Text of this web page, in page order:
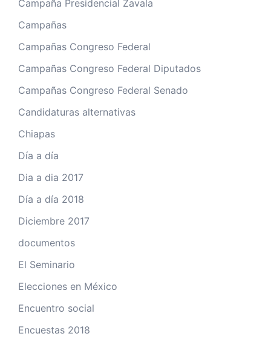
Campaña Presidencial Zavala
Campañas
Campañas Congreso Federal
Campañas Congreso Federal Diputados
Campañas Congreso Federal Senado
Candidaturas alternativas
Chiapas
Día a día
Dia a dia 2017
Día a día 2018
Diciembre 2017
documentos
El Seminario
Elecciones en México
Encuentro social
Encuestas 2018